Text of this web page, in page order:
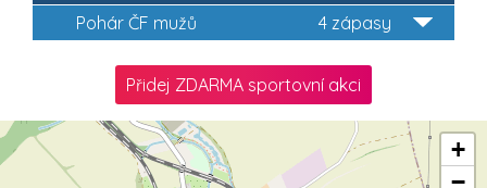
4 zápasy
Pohár ČF mužů
Přidej ZDARMA sportovní akci
+
−